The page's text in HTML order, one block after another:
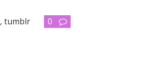
,tumblr
0